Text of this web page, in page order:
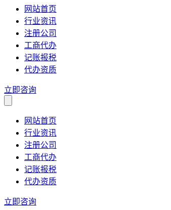
网站首页
行业资讯
注册公司
工商代办
记账报税
代办资质
立即咨询
网站首页
行业资讯
注册公司
工商代办
记账报税
代办资质
立即咨询